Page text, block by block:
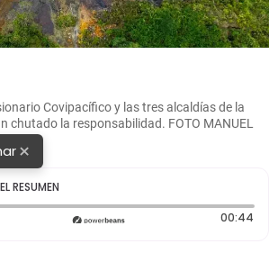
Covipacífico y las tres alcaldías de la
chutado la responsabilidad. FOTO MANUEL
×
RESUMEN
transcurrido: 0 segundos 00:44